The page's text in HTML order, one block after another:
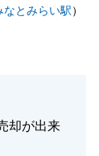
ましたら、
なとみらい駅）
却が出来